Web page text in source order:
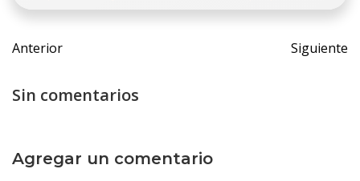
Navegación
de
entradas
Anterior
de
Siguiente
Sin comentarios
Agregar un comentario